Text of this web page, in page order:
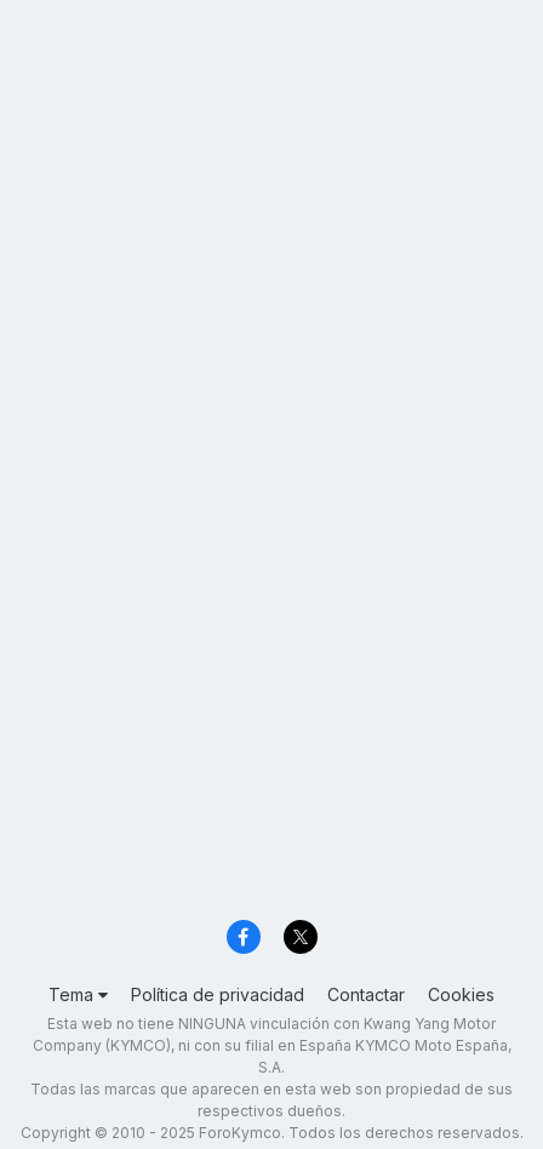
Tema Política de privacidad Contactar Cookies
Esta web no tiene NINGUNA vinculación con Kwang Yang Motor
Company (KYMCO), ni con su filial en España KYMCO Moto España,
S.A.
Todas las marcas que aparecen en esta web son propiedad de sus
respectivos dueños.
Copyright © 2010 - 2025 ForoKymco. Todos los derechos reservados.